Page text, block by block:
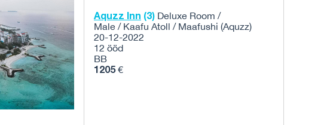
Aquzz Inn (3) Deluxe Room /
Male / Kaafu Atoll / Maafushi (Aquzz)
20-12-2022
12 ööd
BB
1205€